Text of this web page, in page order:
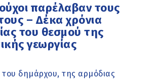
παρέλαβαν τους
– Δέκα χρόνια
του θεσμού της
γεωργίας
δημάρχου, της αρμόδιας